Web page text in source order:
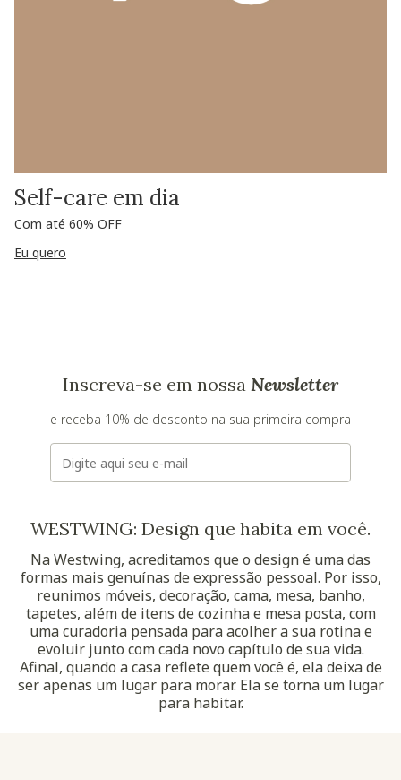
Self-care em dia
Com até 60% OFF
Eu quero
Inscreva-se em nossa Newsletter
e receba 10% de desconto na sua primeira compra
E-mail
WESTWING: Design que habita em você.
Na Westwing, acreditamos que o design é uma das
formas mais genuínas de expressão pessoal. Por isso,
reunimos móveis, decoração, cama, mesa, banho,
tapetes, além de itens de cozinha e mesa posta, com
uma curadoria pensada para acolher a sua rotina e
evoluir junto com cada novo capítulo de sua vida.
Afinal, quando a casa reflete quem você é, ela deixa de
ser apenas um lugar para morar. Ela se torna um lugar
para habitar.